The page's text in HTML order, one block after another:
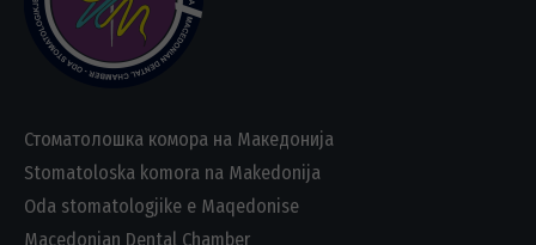
Стоматолошка комора на Македонија
Stomatoloska komora na Makedonija
Oda stomatologjike e Maqedonise
Macedonian Dental Chamber